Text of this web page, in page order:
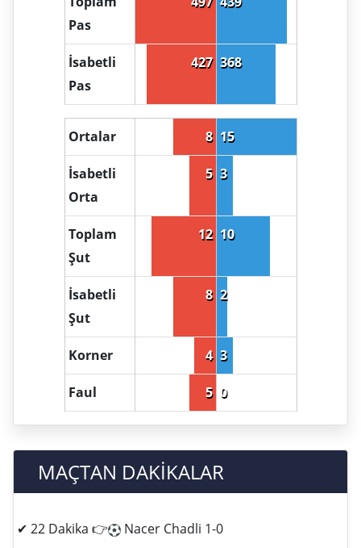
Pas
İsabetli
Pas
427 368
Ortalar 8 15
İsabetli
Orta
5 3
Toplam
Şut
12 10
İsabetli
Şut
8 2
Korner 4 3
Faul 5 0
MAÇTAN DAKİKALAR
✔ 22 Dakika 👉
Nacer Chadli 1-0